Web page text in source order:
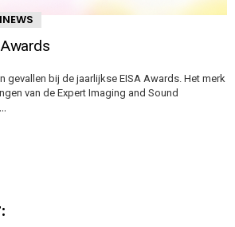
gevallen bij de jaarlijkse EISA Awards. Het merk
van de Expert Imaging and Sound